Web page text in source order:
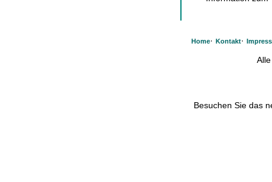
Home· Kontakt·
Besuchen Sie das